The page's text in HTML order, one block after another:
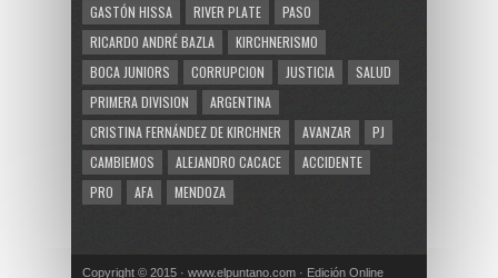
GASTÓN HISSA
RIVER PLATE
PASO
RICARDO ANDRÉ BAZLA
KIRCHNERISMO
BOCA JUNIORS
CORRUPCION JUSTICIA
SALUD
PRIMERA DIVISION
ARGENTINA
CRISTINA FERNÁNDEZ DE KIRCHNER
AVANZAR
PJ
CAMBIEMOS
ALEJANDRO CACACE
ACCIDENTE
PRO
AFA MENDOZA
Copyright © 2015 · www.elpuntano.com · Edición Online